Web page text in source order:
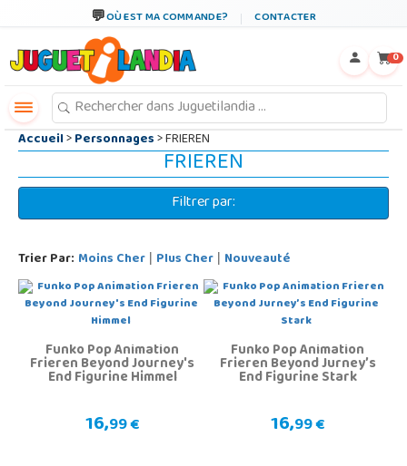
OÙ EST MA COMMANDE? CONTACTER
0
Accueil>Personnages> FRIEREN
FRIEREN
Filtrer par:
Trier Par: Moins Cher | Plus Cher | Nouveauté
Funko Pop Animation
Frieren Beyond Journey's
End Figurine Himmel
16,99 €
Funko Pop Animation
Frieren Beyond Jurney’s
End Figurine Stark
16,99 €